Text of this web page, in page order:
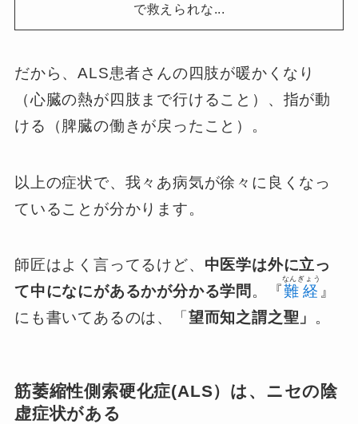
で救えられな...
だから、ALS患者さんの四肢が暖かくなり
（心臓の熱が四肢まで行けること）、指が動
ける（脾臓の働きが戻ったこと）。
以上の症状で、我々あ病気が徐々に良くなっ
ていることが分かります。
師匠はよく言ってるけど、 中医学は外に立っ
て中になにがあるかが分かる学問 。『難経
なんぎょう
』
にも書いてあるのは、「 望而知之謂之聖」 。
筋萎縮性側索硬化症(ALS）は、ニセの陰
虚症状がある